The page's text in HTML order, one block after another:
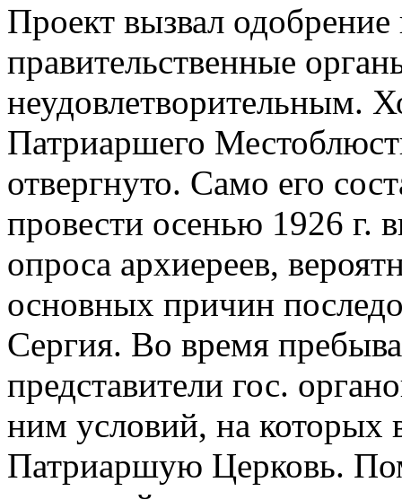
Проект вызвал
правительственные
неудовлетворительным.
Патриаршего
отвергнуто. Само его
провести осенью 1926 г.
опроса архиереев,
основных причин
Сергия. Во время
представители гос.
ним условий, на которых
Патриаршую Церковь.